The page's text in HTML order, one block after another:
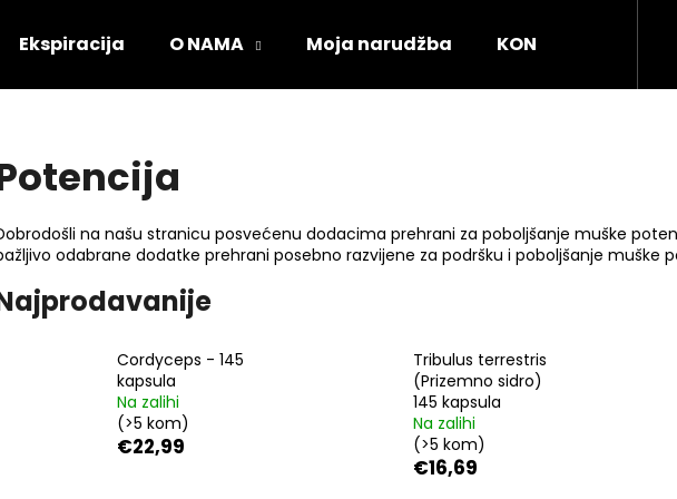
Ekspiracija O NAMA Moja narudžba KONTAKT
na našu stranicu posvećenu dodacima prehrani za poboljšanje muške
odabrane dodatke prehrani posebno razvijene za podršku i poboljšanje muške
Cordyceps - 145
kapsula
Na zalihi
(>5 kom)
€22,99
Tribulus terrestris
(Prizemno sidro)
145 kapsula
Na zalihi
(>5 kom)
€16,69
Preporučujemo